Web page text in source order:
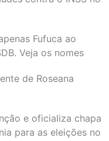
Fufuca ao
Veja os nomes
de Roseana
e oficializa chapa
para as eleições no